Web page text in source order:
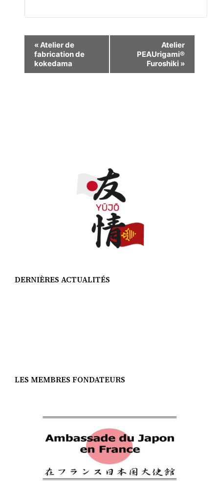
Navigation
Évènement
«Atelier de
fabrication de
kokedama
Atelier
PEAUrigami®
Furoshiki »
DERNIÈRES ACTUALITÉS
LES MEMBRES FONDATEURS